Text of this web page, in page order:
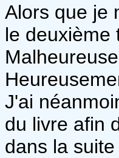
Alors que je
le deuxième
J'ai
du livre afin
dans la